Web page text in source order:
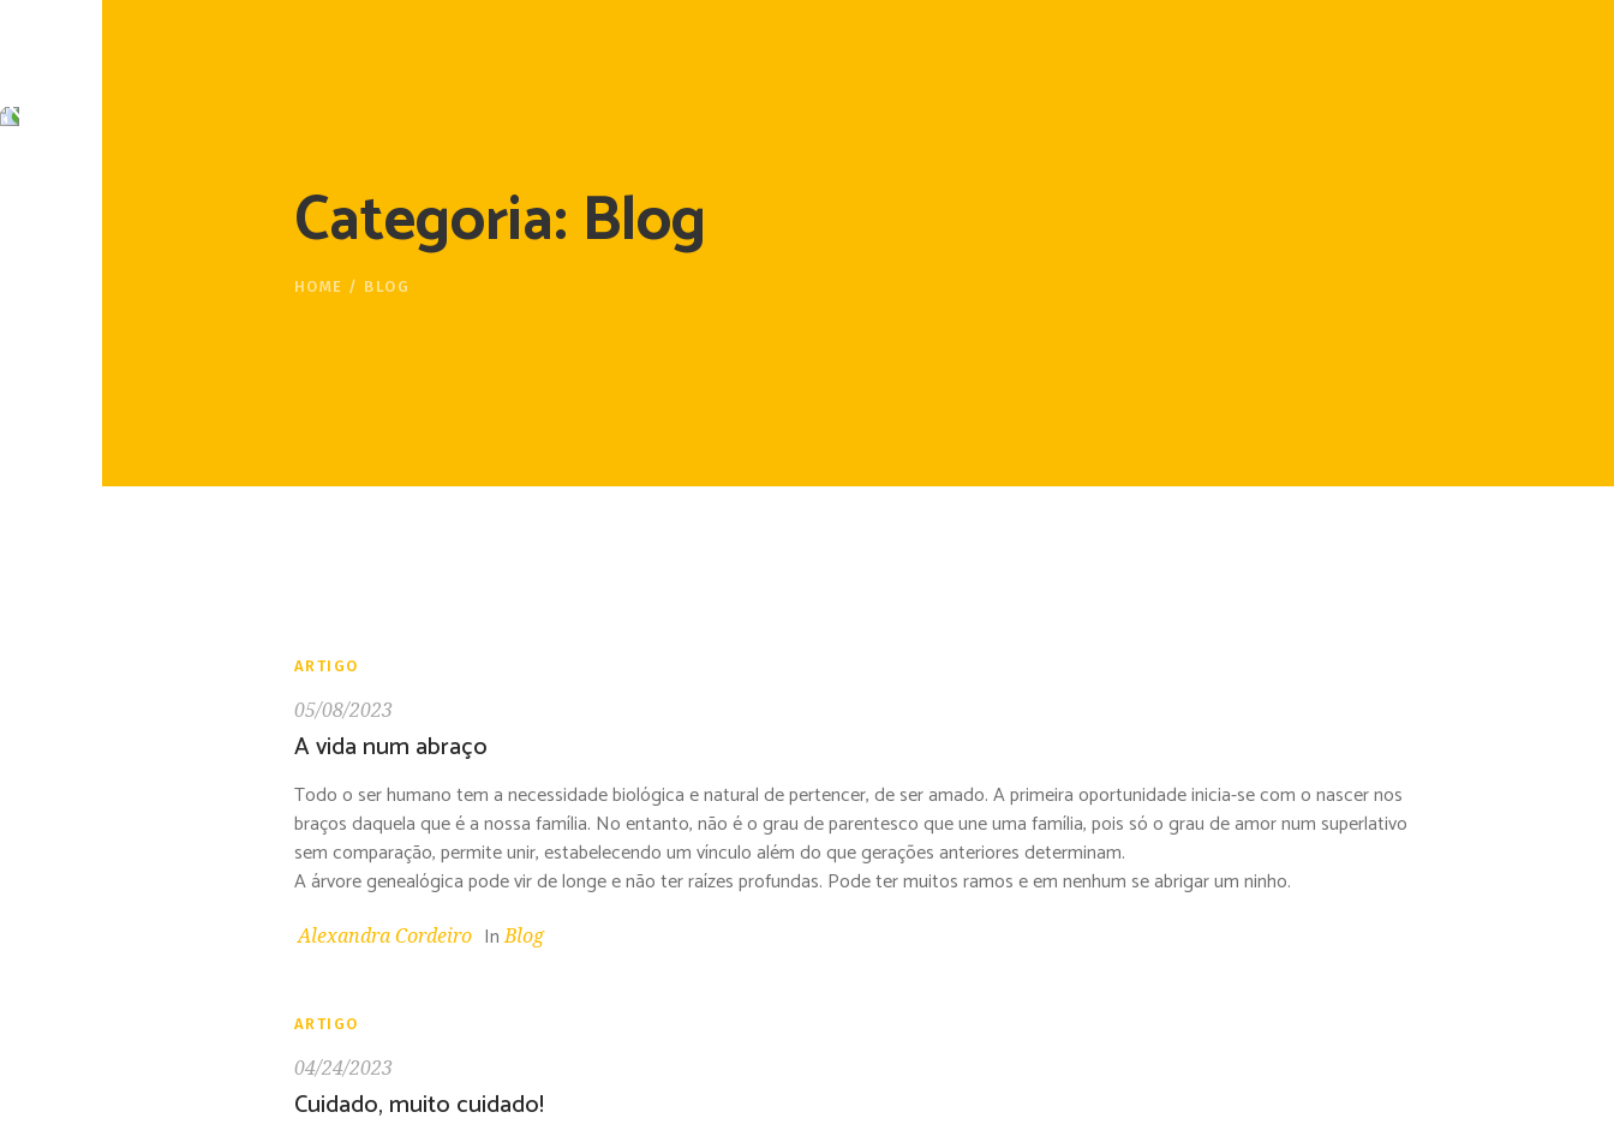
Psicoterapia
Categoria: Blog
HOME / BLOG
ARTIGO
05/08/2023
A vida num abraço
Todo o ser humano tem a necessidade biológica e natural de pertencer, de ser amado. A primeira oportunidade inicia-se com o nascer nos
braços daquela que é a nossa família. No entanto, não é o grau de parentesco que une uma família, pois só o grau de amor num superlativo
sem comparação, permite unir, estabelecendo um vínculo além do que gerações anteriores determinam.
A árvore genealógica pode vir de longe e não ter raízes profundas. Pode ter muitos ramos e em nenhum se abrigar um ninho.
Alexandra Cordeiro InBlog
ARTIGO
04/24/2023
Cuidado, muito cuidado!